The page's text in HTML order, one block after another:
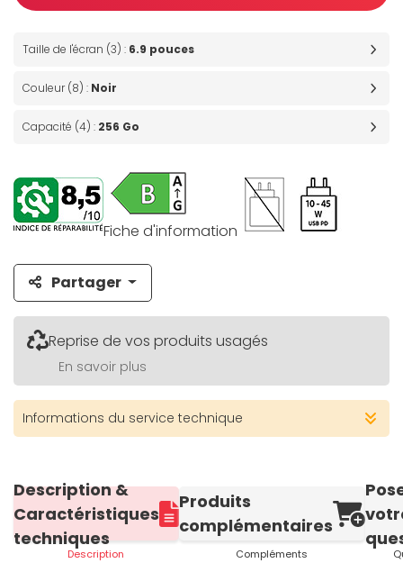
Taille de l'écran (3) : 6.9 pouces
Couleur (8) : Noir
Capacité (4) : 256 Go
Fiche d'information
Partager
Reprise de vos produits usagés
En savoir plus
Informations du service technique
Description &
Caractéristiques
techniques
Description
Produits
complémentaires
Compléments